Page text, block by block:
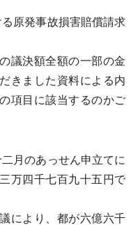
原発事故損害賠償請求
議決額全額の一部の金
きました資料による内
項目に該当するのかご
月のあっせん申立てに
万四千七百九十五円で
により、都が六億六千